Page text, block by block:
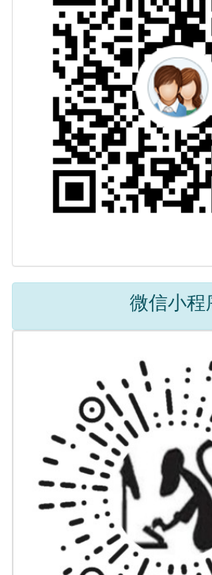
微信小程